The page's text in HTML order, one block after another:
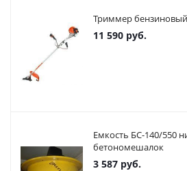
Триммер бензиновый
11 590 руб.
Емкость БС-140/550
бетономешалок
3 587 руб.